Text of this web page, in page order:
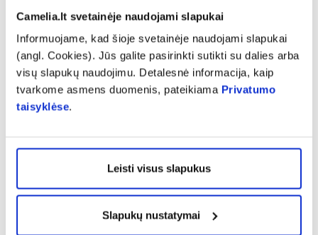
Camelia.lt svetainėje naudojami slapukai
Informuojame, kad šioje svetainėje naudojami slapukai
(angl. Cookies). Jūs galite pasirinkti sutikti su dalies arba
visų slapukų naudojimu. Detalesnė informacija, kaip
tvarkome asmens duomenis, pateikiama Privatumo
taisyklėse.
Leisti visus slapukus
Slapukų nustatymai
Šaltuoju metų sezonu, sergantiems psoriaze,
reikėtų stengtis nepersišaldyti, saugoti rankas,
veidą ir galvą: tepti apsauginius kremus, dėvėti
galvos dangalus, pirštines, šalį ar skarą.
Staigūs temperatūrų pokyčiai gali ne tik
simptomų paūmėjimą.
J. Voverė pataria atkreipti dėmesį į audinių
sudėtį, kadangi medvilnė ir šilkas visada bus